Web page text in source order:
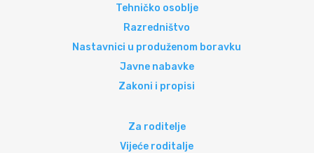
Tehničko osoblje
Razredništvo
Nastavnici u produženom boravku
Javne nabavke
Zakoni i propisi
Za roditelje
Vijeće roditalje